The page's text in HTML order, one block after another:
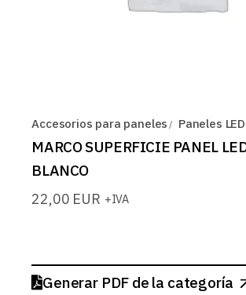
Accesorios para paneles Paneles LED
MARCO SUPERFICIE PANEL
BLANCO
22,00 EUR +IVA
Generar PDF de la categoría